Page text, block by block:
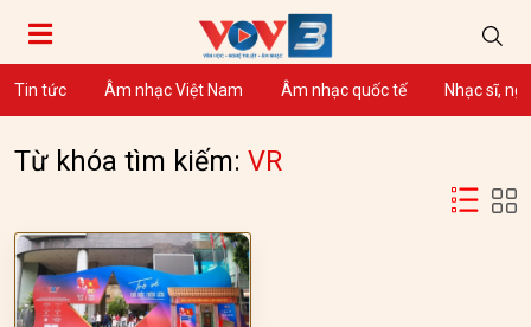
Tin tức Âm nhạc Việt Nam Âm nhạc quốc tế Nhạc sĩ,
Từ khóa tìm kiếm: VR